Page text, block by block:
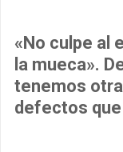
«No culpe al
la mueca».
tenemos
defectos